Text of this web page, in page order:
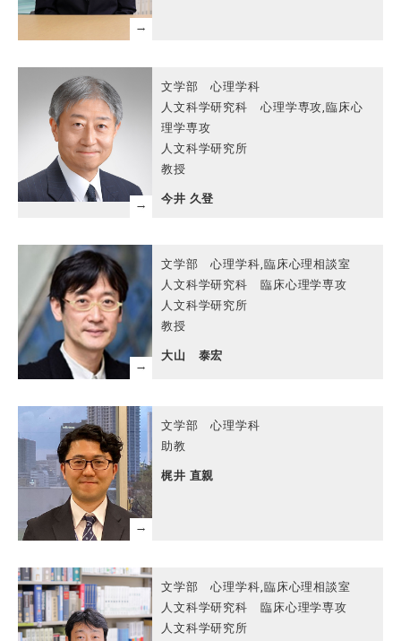
文学部 心理学科
人文科学研究科 心理学専攻,臨床心
理学専攻
人文科学研究所
教授
今井 久登
文学部 心理学科,臨床心理相談室
人文科学研究科 臨床心理学専攻
人文科学研究所
教授
大山 泰宏
文学部 心理学科
助教
梶井 直親
文学部 心理学科,臨床心理相談室
人文科学研究科 臨床心理学専攻
人文科学研究所